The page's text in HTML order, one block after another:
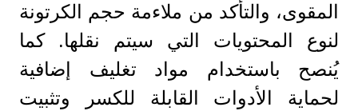
المقوى، والتأكد من ملاءمة حجم الكرتونة
لنوع المحتويات التي سيتم نقلها. كما
يُنصح باستخدام مواد تغليف إضافية
لحماية الأدوات القابلة للكسر وتثبيت